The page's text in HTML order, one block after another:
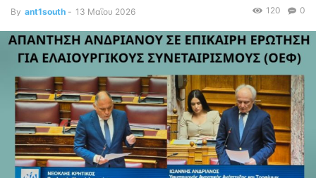
By ant1south - 13 Μαΐου 2026 0
120